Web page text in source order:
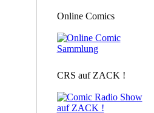
Online Comics
CRS auf ZACK !